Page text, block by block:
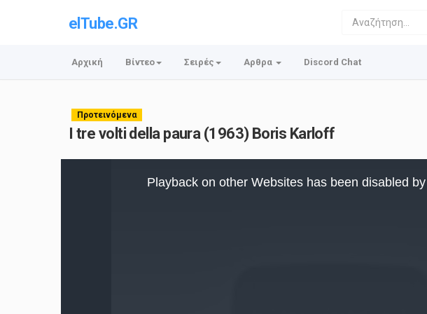
elTube.GR
Αρχική Βίντεο Σειρές Αρθρα Discord Chat
Προτεινόμενα
I tre volti della paura (1963) Boris Karloff
Playback on other Websites has been disabled